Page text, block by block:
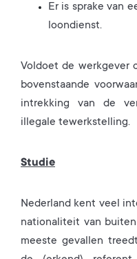
Er is sprake van
loondienst.
Voldoet de werkgever
bovenstaande
intrekking van de
illegale tewerkstelling.
Studie
Nederland kent veel
nationaliteit van
meeste gevallen